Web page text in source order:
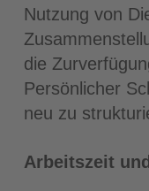
Nutzung von
die
Persönlicher
neu zu
Arbeitszeit